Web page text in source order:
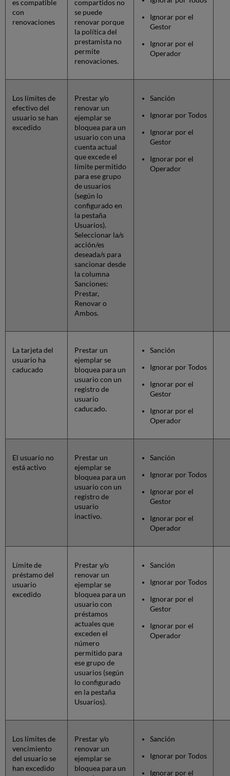
es compatible
con
renovaciones
compartidos no
se puede
renovar porque
la política del
prestamista no
permite
renovaciones.
Ignorar por el
Gestor
Ignorar por el
Operador
Los límites de
efectivo del
usuario se han
excedido
Prestar y/o
renovar un
ejemplar se
bloquea para un
usuario con una
cuenta actual
que excede el
límite permitido
para ese grupo
de usuarios
(según lo
configurado en
la pestaña
Usuarios).
Seleccionar la/s
acción/es
deseada/s para
sancionar desde
la columna
Sanciones:
Prestar,
Renovar o
Ambos.
Sanción
Ignorar por Todos
Ignorar por el
Gestor
Ignorar por el
Operador
La tarjeta del
usuario ha
caducado
Prestar un
ejemplar se
bloquea para un
usuario con un
registro de
usuario
caducado.
Sanción
Ignorar por Todos
Ignorar por el
Gestor
Ignorar por el
Operador
El usuario no
está activo
Prestar un
ejemplar se
bloquea para un
usuario con un
registro de
usuario
inactivo.
Sanción
Ignorar por Todos
Ignorar por el
Gestor
Ignorar por el
Operador
Límite de
préstamo del
usuario
excedido
Prestar y/o
renovar un
ejemplar se
bloquea para un
usuario con
préstamos
actuales que
exceden el
número
permitido para
ese grupo de
usuarios (según
lo configurado
en la pestaña
Usuarios).
Sanción
Ignorar por Todos
Ignorar por el
Gestor
Ignorar por el
Operador
Los límites de
vencimiento
del usuario se
han excedido
Prestar y/o
renovar un
ejemplar se
bloquea para un
Sanción
Ignorar por Todos
Ignorar por el